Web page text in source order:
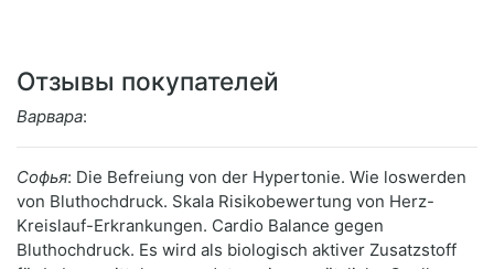
Отзывы покупателей
Варвара:
Софья: Die Befreiung von der Hypertonie. Wie loswerden
von Bluthochdruck. Skala Risikobewertung von Herz-
Kreislauf-Erkrankungen. Cardio Balance gegen
Bluthochdruck. Es wird als biologisch aktiver Zusatzstoff